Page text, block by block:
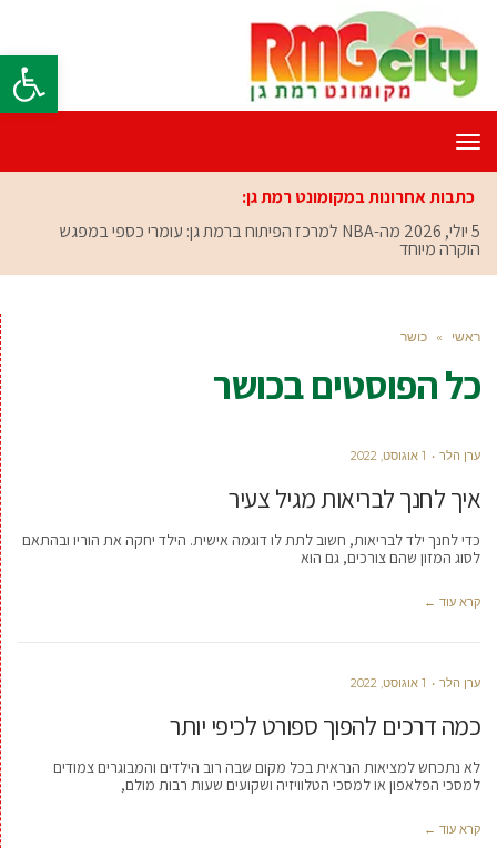
פתח
תפריט
כתבות אחרונות במקומונט רמת גן:
5 יולי, 2026
מה-NBA למרכז הפיתוח ברמת גן: עומרי כספי במפגש
הוקרה מיוחד
ראשי » כושר
כל הפוסטים בכושר
ערן הלר 1 אוגוסט, 2022
איך לחנך לבריאות מגיל צעיר
כדי לחנך ילד לבריאות, חשוב לתת לו דוגמה אישית. הילד יחקה את הוריו ובהתאם
לסוג המזון שהם צורכים, גם הוא
קרא עוד ←
ערן הלר 1 אוגוסט, 2022
כמה דרכים להפוך ספורט לכיפי יותר
לא נתכחש למציאות הנראית בכל מקום שבה רוב הילדים והמבוגרים צמודים
למסכי הפלאפון או למסכי הטלוויזיה ושקועים שעות רבות מולם,
קרא עוד ←